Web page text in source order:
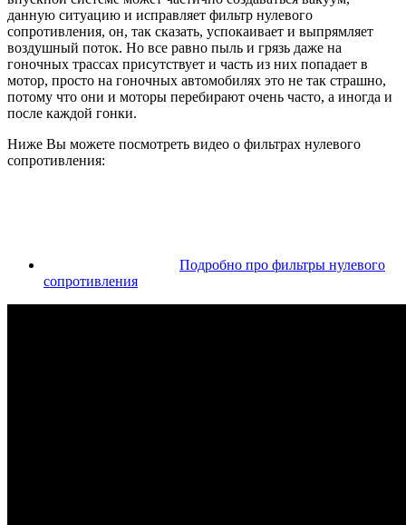
данную ситуацию и исправляет фильтр нулевого
сопротивления, он, так сказать, успокаивает и выпрямляет
воздушный поток. Но все равно пыль и грязь даже на
гоночных трассах присутствует и часть из них попадает в
мотор, просто на гоночных автомобилях это не так страшно,
потому что они и моторы перебирают очень часто, а иногда и
после каждой гонки.
Ниже Вы можете посмотреть видео о фильтрах нулевого
сопротивления:
Подробно про фильтры нулевого
сопротивления